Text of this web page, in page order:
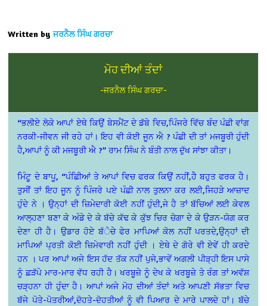
Written by ਜਰਨੈਲ ਸਿੰਘ ਗਰਚਾ
ਮੋਹ ਦੀਆਂ ਤੰਦਾਂ
-ਜਰਨੈਲ ਸਿੰਘ ਗਰਚਾ-
“ਭਲੀਏ ਲੋਕੇ ਆਪਾਂ ਏਥੇ ਕਿਉਂ ਬੇਸਮੈਂਟ ਦੇ ਡੱਬੇ ਵਿਚ,ਪਿੰਜਰੇ ਵਿੱਚ ਬੰਦ ਪੰਛੀ ਵਾਂਗ
ਨਰਕੀ-ਜੀਵਨ ਜੀ ਰਹੇ ਹਾਂ। ਇਹ ਵੀ ਕੋਈ ਜੂਨ ਐ ? ਪੰਛੀ ਦੀ ਤਾਂ ਮਜਬੂਰੀ ਹੁੰਦੀ
ਹੈ,ਆਪਾਂ ਨੂੰ ਕੀ ਮਜਬੂਰੀ ਐ ?” ਰਾਮ ਸਿੰਘ ਨੇ ਬੰਤੀ ਨਾਲ ਦੁੱਖ ਸਾਂਝਾ ਕੀਤਾ।
ਮਿੰਟੂ ਦੇ ਬਾਪੂ, “ਪੰਛਿੀਆਂ ਤੇ ਆਪਾਂ ਵਿਚ ਫਰਕ ਕਿਉਂ ਨਹੀਂ,ਹੈ ਬਹੁਤ ਫਰਕ ਹੈ।
ਤੁਸੀਂ ਤਾਂ ਇਹ ਜੂਨ ਨੂੰ ਪਿੰਜਰੇ ਪਏ ਪੰਛੀ ਨਾਲ ਤੁਲਨਾ ਕਰ ਲਈ,ਜਿਹੜੇ ਆਜ਼ਾਦ
ਹੁੰਦੇ ਨੇ । ਉਨ੍ਹਾਂ ਦੀ ਜ਼ਿਮੇਦਾਰੀ ਕੋਈ ਨਹੀਂ ਹੁੰਦੀ,ਜੇ ਹੈ ਤਾਂ ਬੱਚਿਆਂ ਲਈ ਕੇਵਲ
ਆਲ੍ਹਣਾ ਬਣਾ ਕੇ ਅੰਡੇ ਦੇ ਕੇ ਬੱਚੇ ਕੱਢ ਕੇ ਕੁੱਝ ਚਿਰ ਚੋਗਾ ਦੇ ਕੇ ਉੜਨ-ਯੋਗ ਕਰ
ਦੇਣਾ ਹੀ ਹੈ। ਉਡਾਰ ਹੋਏ ਬੱੇਚੇ ਫੇਰ ਮਾਪਿਆਂ ਕੋਲ ਨਹੀਂ ਪਰਤਦੇ,ਉਨ੍ਹਾਂ ਦੀ
ਮਾਪਿਆਂ ਪ੍ਰਤੀ ਕੋਈ ਜ਼ਿਮੇਵਾਰੀ ਨਹੀਂ ਹੁੰਦੀ । ਏਥੇ ਦੇ ਗੋਰੇ ਵੀ ਏਵੇਂ ਹੀ ਕਰਦੇ
ਹਨ । ਪਰ ਆਪਾਂ ਅਜੇ ਇਸ ਹੱਦ ਤੱਕ ਨਹੀਂ ਪੁਜੇ,ਭਾਵੇਂ ਅਗਲੀ ਪੀੜ੍ਹੀ ਇਸ ਪਾਸੇ
ਨੂੰ ਛੜੱਪੇ ਮਾਰ-ਮਾਰ ਵੱਧ ਰਹੀ ਹੈ। ਖਰਬੂਜ਼ੇ ਨੂੰ ਦੇਖ ਕੇ ਖਰਬੂਜ਼ੇ ਤੇ ਰੰਗ ਤਾਂ ਅਵੱਸ਼
ਚੜ੍ਹਨਾ ਹੀ ਹੁੰਦਾ ਹੈ। ਆਪਾਂ ਅਜੇ ਮੋਹ ਦੀਆਂ ਤੰਦਾਂ ਅਤੇ ਆਪਣੀ ਸੱਭਤਾ ਵਿਚ
ਬੱਜੇ ਪੋਤੇ-ਪੋਤਰੀਆਂ,ਦੋਹਤੇ-ਦੋਹਤੀਆਂ ਨੂੰ ਵੀ ਪਿਆਰ ਦੇ ਮਾਰੇ ਪਾਲਦੇ ਹਾਂ। ਬੱਚੇ